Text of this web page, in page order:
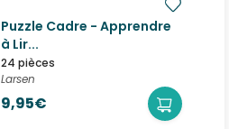
Puzzle Cadre - Apprendre
à Lir...
24 pièces
Larsen
9,95€